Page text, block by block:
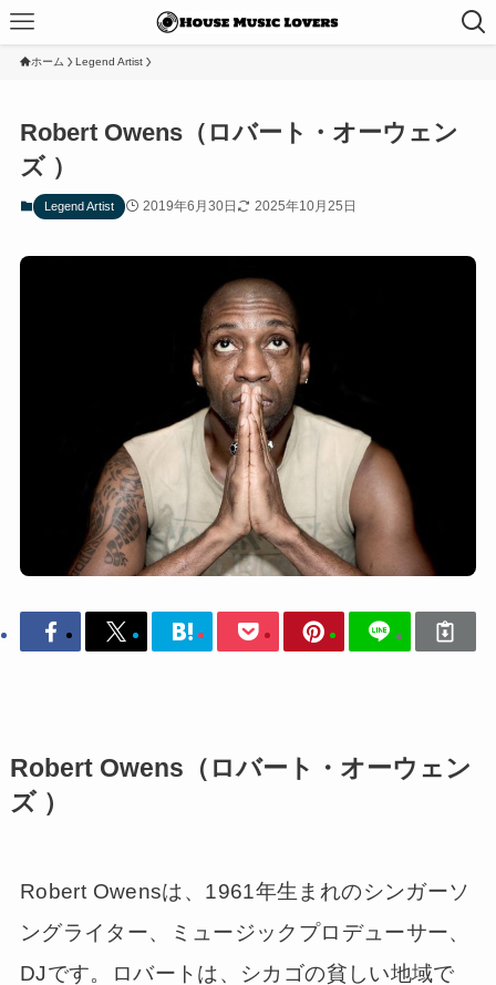
ホーム Legend Artist
Robert Owens（ロバート・オーウェン
ズ ）
Legend Artist 2019年6月30日 2025年10月25日
Robert Owens（ロバート・オーウェン
ズ ）
Robert Owensは、1961年生まれのシンガーソ
ングライター、ミュージックプロデューサー、
DJです。ロバートは、シカゴの貧しい地域で